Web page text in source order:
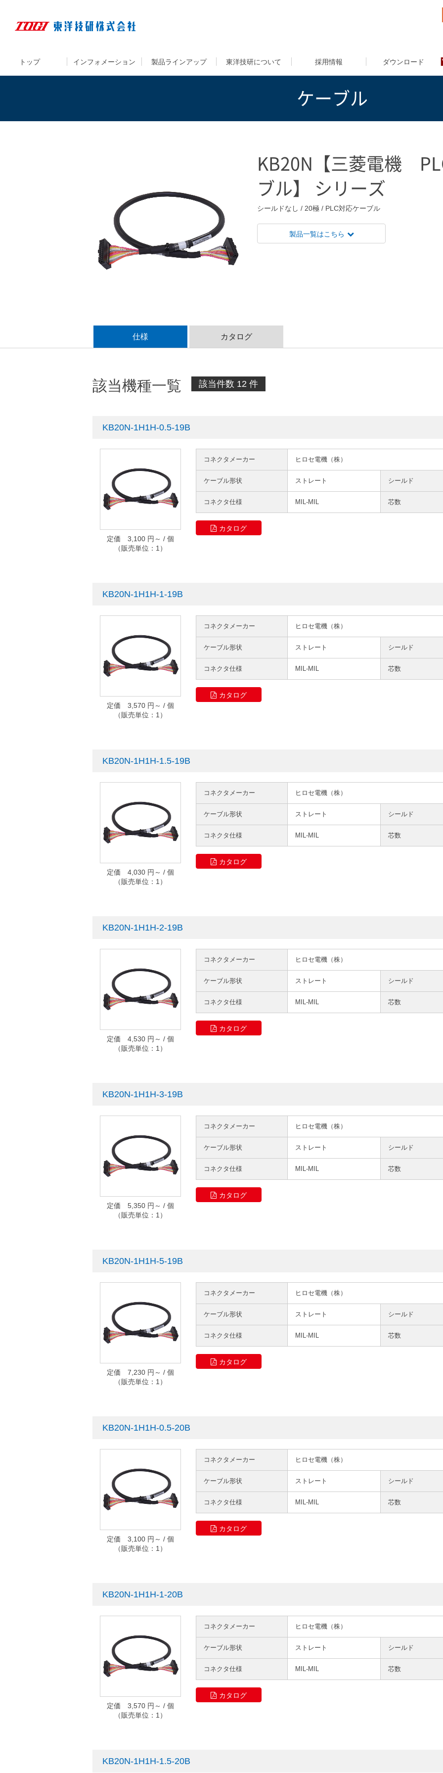
トップ インフォメーション 製品ラインアップ 東洋技研について 採用情報 ダウンロード
ケーブル
KB20N【三菱電機
ブル】 シリーズ
シールドなし / 20極 / PLC対応ケーブル
製品一覧はこちら
仕様 カタログ
該当機種一覧 該当件数 12 件
KB20N-1H1H-0.5-19B
定価 3,100 円～ / 個
（販売単位：1）
コネクタメーカー ヒロセ電機（株）
ケーブル形状 ストレート シールド
コネクタ仕様 MIL-MIL 芯数
カタログ
KB20N-1H1H-1-19B
定価 3,570 円～ / 個
（販売単位：1）
コネクタメーカー ヒロセ電機（株）
ケーブル形状 ストレート シールド
コネクタ仕様 MIL-MIL 芯数
カタログ
KB20N-1H1H-1.5-19B
定価 4,030 円～ / 個
（販売単位：1）
コネクタメーカー ヒロセ電機（株）
ケーブル形状 ストレート シールド
コネクタ仕様 MIL-MIL 芯数
カタログ
KB20N-1H1H-2-19B
定価 4,530 円～ / 個
（販売単位：1）
コネクタメーカー ヒロセ電機（株）
ケーブル形状 ストレート シールド
コネクタ仕様 MIL-MIL 芯数
カタログ
KB20N-1H1H-3-19B
定価 5,350 円～ / 個
（販売単位：1）
コネクタメーカー ヒロセ電機（株）
ケーブル形状 ストレート シールド
コネクタ仕様 MIL-MIL 芯数
カタログ
KB20N-1H1H-5-19B
定価 7,230 円～ / 個
（販売単位：1）
コネクタメーカー ヒロセ電機（株）
ケーブル形状 ストレート シールド
コネクタ仕様 MIL-MIL 芯数
カタログ
KB20N-1H1H-0.5-20B
定価 3,100 円～ / 個
（販売単位：1）
コネクタメーカー ヒロセ電機（株）
ケーブル形状 ストレート シールド
コネクタ仕様 MIL-MIL 芯数
カタログ
KB20N-1H1H-1-20B
定価 3,570 円～ / 個
（販売単位：1）
コネクタメーカー ヒロセ電機（株）
ケーブル形状 ストレート シールド
コネクタ仕様 MIL-MIL 芯数
カタログ
KB20N-1H1H-1.5-20B